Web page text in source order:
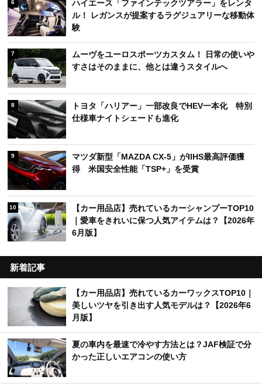
6
ハイエース「ファインテックツアラー」をレンタ
ル！ レガンスが提案するラグジュアリーな移動体
験
7
ムーヴをユーロスポーツカスタム！ 日常の使いや
すさはそのままに、他とは違うスタイルへ
8
トヨタ「ハリアー」一部改良でHEV一本化 特別
仕様車ナイトシェードも進化
9
マツダ新型「MAZDA CX-5」がIIHS最高評価獲
得 米国安全性能「TSP+」を受賞
10
【カー用品店】売れているカーシャンプーTOP10
｜愛車をきれいに保つ人気アイテムは？【2026年
6月版】
新着記事
【カー用品店】売れているカーワックスTOP10｜
美しいツヤを引き出す人気モデルは？【2026年6
月版】
夏の車内を最速で冷やす方法とは？JAF検証で分
かった正しいエアコンの使い方